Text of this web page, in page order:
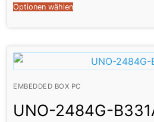
Optionen wählen
EMBEDDED BOX PC
UNO-2484G-